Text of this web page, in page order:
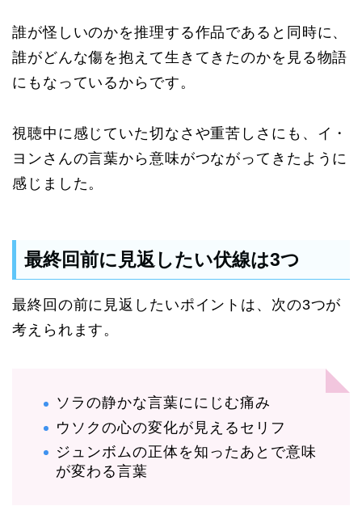
誰が怪しいのかを推理する作品であると同時に、
誰がどんな傷を抱えて生きてきたのかを見る物語
にもなっているからです。
視聴中に感じていた切なさや重苦しさにも、イ・
ヨンさんの言葉から意味がつながってきたように
感じました。
最終回前に見返したい伏線は3つ
最終回の前に見返したいポイントは、次の3つが
考えられます。
ソラの静かな言葉ににじむ痛み
ウソクの心の変化が見えるセリフ
ジュンボムの正体を知ったあとで意味
が変わる言葉